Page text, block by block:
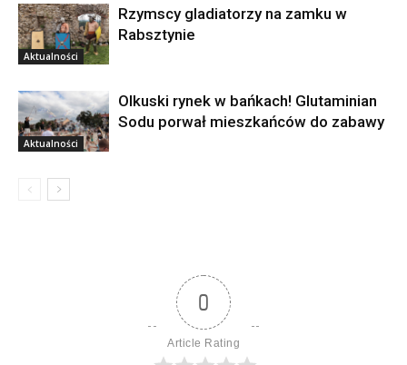
Aktualności
Rzymscy gladiatorzy na zamku w
Rabsztynie
Aktualności
Olkuski rynek w bańkach! Glutaminian
Sodu porwał mieszkańców do zabawy
0
Article Rating